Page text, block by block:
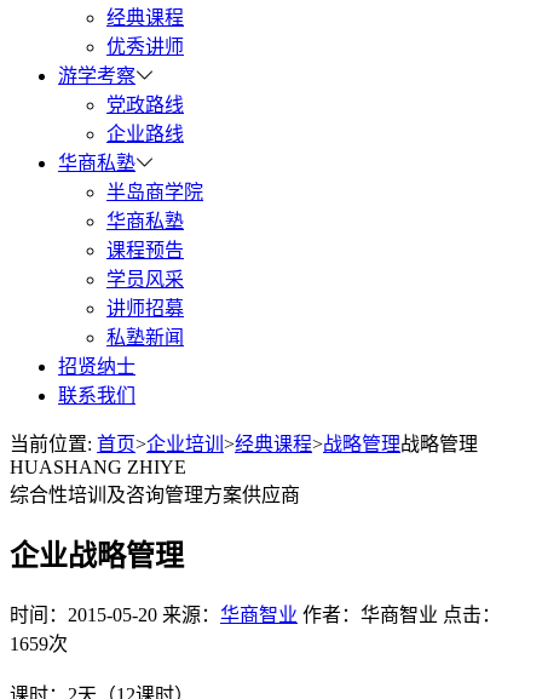
经典课程
优秀讲师
游学考察
党政路线
企业路线
华商私塾
半岛商学院
华商私塾
课程预告
学员风采
讲师招募
私塾新闻
招贤纳士
联系我们
当前位置: 首页>企业培训 >经典课程>战略管理战略管理
HUASHANG ZHIYE
综合性培训及咨询管理方案供应商
企业战略管理
时间：2015-05-20 来源： 华商智业 作者：华商智业 点击：
1659次
课时：2天（12课时）